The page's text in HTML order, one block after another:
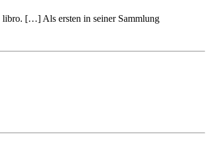
libro. […] Als ersten in seiner Sammlung